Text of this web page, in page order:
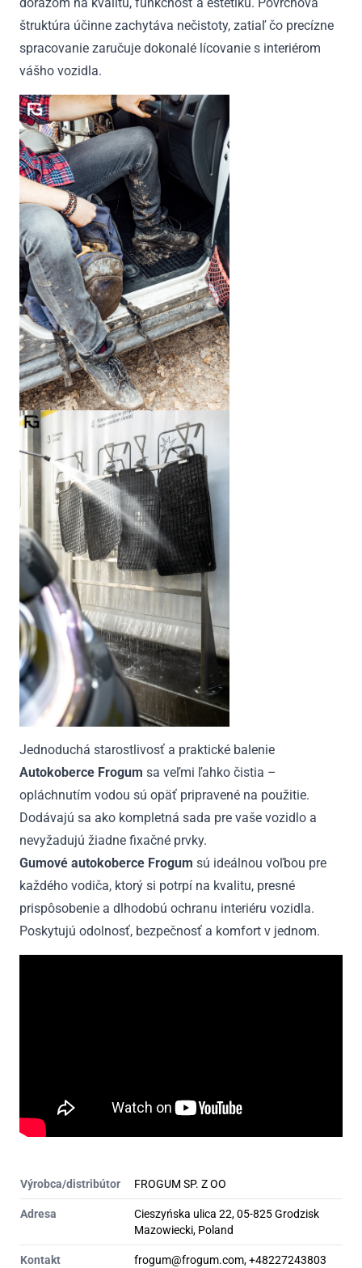
štruktúra účinne zachytáva nečistoty, zatiaľ čo precízne
spracovanie zaručuje dokonalé lícovanie s interiérom
vášho vozidla.
Jednoduchá starostlivosť a praktické balenie
Autokoberce Frogum sa veľmi ľahko čistia –
opláchnutím vodou sú opäť pripravené na použitie.
Dodávajú sa ako kompletná sada pre vaše vozidlo a
nevyžadujú žiadne fixačné prvky.
Gumové autokoberce Frogum sú ideálnou voľbou pre
každého vodiča, ktorý si potrpí na kvalitu, presné
prispôsobenie a dlhodobú ochranu interiéru vozidla.
Poskytujú odolnosť, bezpečnosť a komfort v jednom.
Výrobca/distribútor FROGUM SP. Z OO
Adresa
Cieszyńska ulica 22, 05-825 Grodzisk
Mazowiecki, Poland
Kontakt frogum@frogum.com, +48227243803